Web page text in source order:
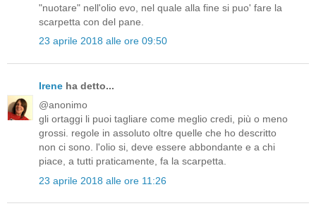
"nuotare" nell'olio evo, nel quale alla fine si puo' fare la
scarpetta con del pane.
23 aprile 2018 alle ore 09:50
Irene ha detto...
@anonimo
gli ortaggi li puoi tagliare come meglio credi, più o meno
grossi. regole in assoluto oltre quelle che ho descritto
non ci sono. l'olio si, deve essere abbondante e a chi
piace, a tutti praticamente, fa la scarpetta.
23 aprile 2018 alle ore 11:26